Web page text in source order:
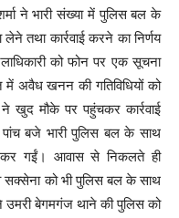
ने भारी संख्या में पुलिस बल के
तथा कार्रवाई करने का निर्णय
को फोन पर एक सूचना
में अवैध खनन की गतिविधियों को
खुद मौके पर पहुंचकर कार्रवाई
पांच बजे भारी पुलिस बल के साथ
गईं। आवास से निकलते ही
सक्सेना को भी पुलिस बल के साथ
उमरी बेगमगंज थाने की पुलिस को